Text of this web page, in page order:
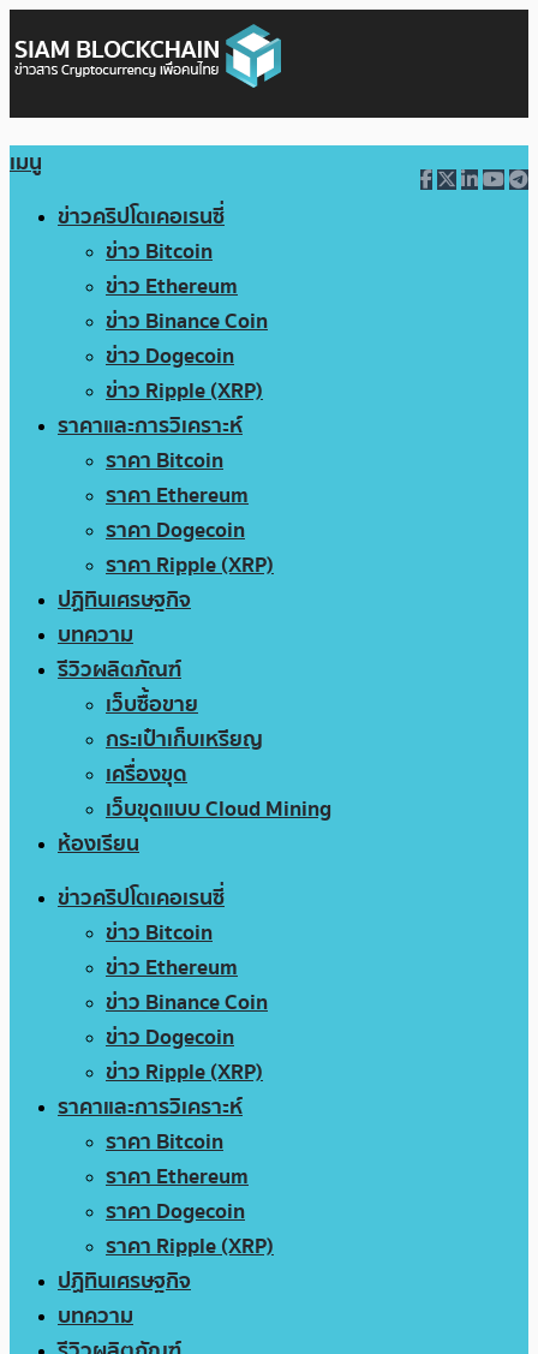
เมนู
ข่าวคริปโตเคอเรนซี่
ข่าว Bitcoin
ข่าว Ethereum
ข่าว Binance Coin
ข่าว Dogecoin
ข่าว Ripple (XRP)
ราคาและการวิเคราะห์
ราคา Bitcoin
ราคา Ethereum
ราคา Dogecoin
ราคา Ripple (XRP)
ปฏิทินเศรษฐกิจ
บทความ
รีวิวผลิตภัณฑ์
เว็บซื้อขาย
กระเป๋าเก็บเหรียญ
เครื่องขุด
เว็บขุดแบบ Cloud Mining
ห้องเรียน
ข่าวคริปโตเคอเรนซี่
ข่าว Bitcoin
ข่าว Ethereum
ข่าว Binance Coin
ข่าว Dogecoin
ข่าว Ripple (XRP)
ราคาและการวิเคราะห์
ราคา Bitcoin
ราคา Ethereum
ราคา Dogecoin
ราคา Ripple (XRP)
ปฏิทินเศรษฐกิจ
บทความ